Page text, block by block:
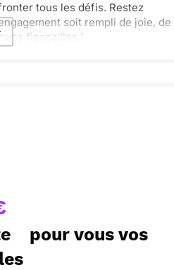
tous les défis. Restez
soit rempli de joie, de
vos fiançailles !
pour vous vos